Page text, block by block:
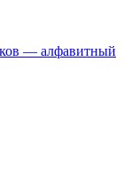
— алфавитный